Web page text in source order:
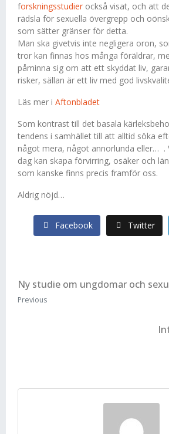
forskningsstudier också visat, och att
rädsla för sexuella övergrepp och
som sätter gränser för detta.
Man ska givetvis inte negligera oron,
tror kan finnas hos många föräldrar,
påminna sig om att ett skyddat liv,
risker, sällan är ett liv med god
Läs mer i Aftonbladet
Som kontrast till det basala
tendens i samhället till att alltid söka
något mera, något annorlunda eller… .
dag kan skapa förvirring, osäker och
som kanske finns precis framför oss.
Aldrig nöjd…
Facebook Twitter
Ny studie om ungdomar och
Previous